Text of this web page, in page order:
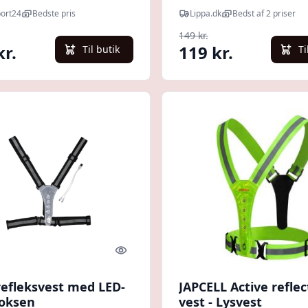
Bedste pris
Til butik
Lippa.dk Bedst af 2 priser
149 kr.
119 kr.
Quick look
med LED-
JAPCELL Active
vest - Lysvest